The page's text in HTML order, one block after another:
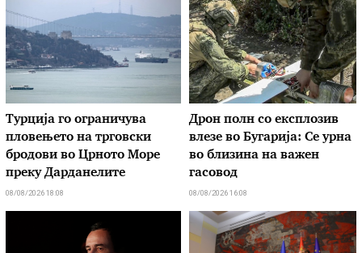
Турција го ограничува
пловењето на трговски
бродови во Црното Море
преку Дарданелите
08/08/2026 18:08
Дрон полн со експлозив
влезе во Бугарија: Се урна
во близина на важен
гасовод
08/08/2026 16:08